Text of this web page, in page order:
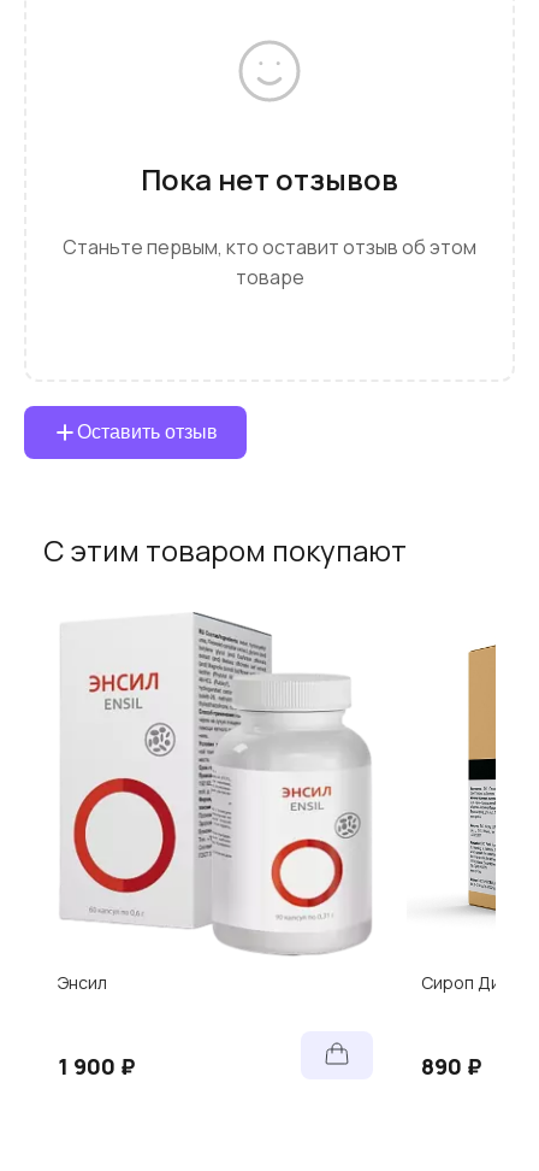
Пока нет отзывов
Станьте первым, кто оставит отзыв об этом
товаре
Оставить отзыв
С этим товаром покупают
Энсил
1 900 ₽
Сироп
890 ₽